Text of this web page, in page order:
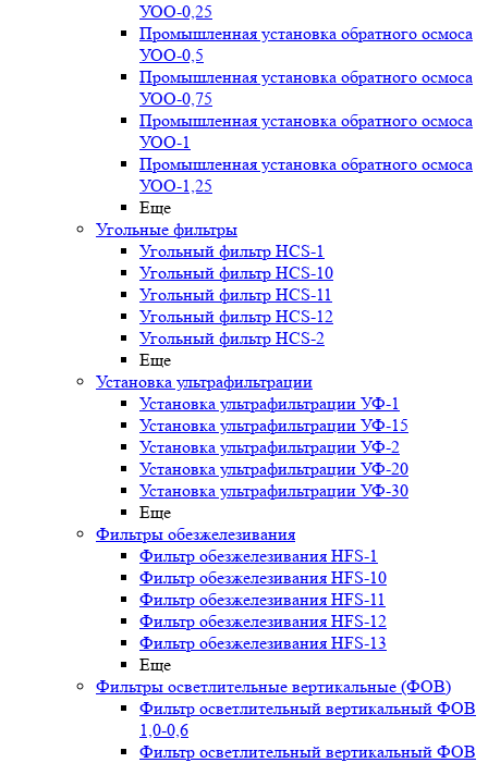
УОО-0,25
Промышленная установка обратного осмоса
УОО-0,5
Промышленная установка обратного осмоса
УОО-0,75
Промышленная установка обратного осмоса
УОО-1
Промышленная установка обратного осмоса
УОО-1,25
Еще
Угольные фильтры
Угольный фильтр HСS-1
Угольный фильтр HСS-10
Угольный фильтр HСS-11
Угольный фильтр HСS-12
Угольный фильтр HСS-2
Еще
Установка ультрафильтрации
Установка ультрафильтрации УФ-1
Установка ультрафильтрации УФ-15
Установка ультрафильтрации УФ-2
Установка ультрафильтрации УФ-20
Установка ультрафильтрации УФ-30
Еще
Фильтры обезжелезивания
Фильтр обезжелезивания HFS-1
Фильтр обезжелезивания HFS-10
Фильтр обезжелезивания HFS-11
Фильтр обезжелезивания HFS-12
Фильтр обезжелезивания HFS-13
Еще
Фильтры осветлительные вертикальные (ФОВ)
Фильтр осветлительный вертикальный ФОВ
1,0-0,6
Фильтр осветлительный вертикальный ФОВ